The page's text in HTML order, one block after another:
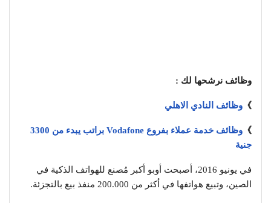
وظائف نرشحها لك :
》 وظائف النادي الاهلي
》
وظائف خدمة عملاء بفروع Vodafone براتب يبدء من 3300
جنية
في يونيو 2016، أصبحت أوبو أكبر مُصنع للهواتف الذكية في
الصين، وتبيع هواتفها في أكثر من 200.000 منفذ بيع بالتجزئة.